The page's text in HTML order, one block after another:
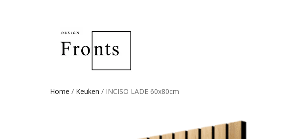
Home / Keuken / INCISO LADE 60x80cm